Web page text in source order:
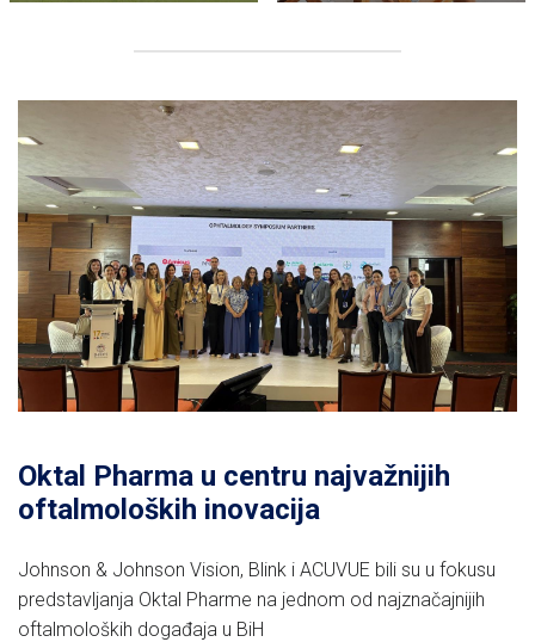
Oktal Pharma u centru najvažnijih
oftalmoloških inovacija
Johnson & Johnson Vision, Blink i ACUVUE bili su u fokusu
predstavljanja Oktal Pharme na jednom od najznačajnijih
oftalmoloških događaja u BiH